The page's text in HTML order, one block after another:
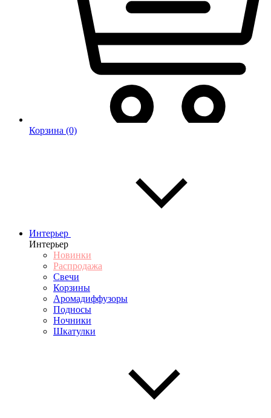
Корзина (0)
Интерьер
Интерьер
Новинки
Распродажа
Свечи
Корзины
Аромадиффузоры
Подносы
Ночники
Шкатулки